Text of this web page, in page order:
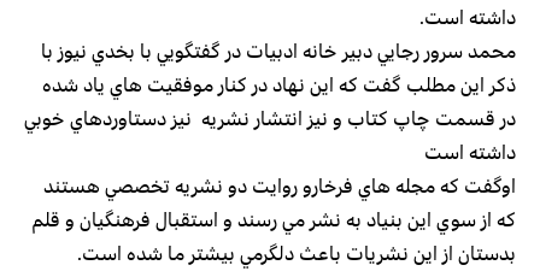
داشته است.
محمد سرور رجايي دبير خانه ادبيات در گفتگويي با بخدي نيوز با
ذكر اين مطلب گفت كه اين نهاد در كنار موفقيت هاي ياد شده
در قسمت چاپ كتاب و نيز انتشار نشريه نيز دستاوردهاي خوبي
داشته است
اوگفت كه مجله هاي فرخارو روايت دو نشريه تخصصي هستند
كه از سوي اين بنياد به نشر مي رسند و استقبال فرهنگيان و قلم
بدستان از اين نشريات باعث دلگرمي بيشتر ما شده است.